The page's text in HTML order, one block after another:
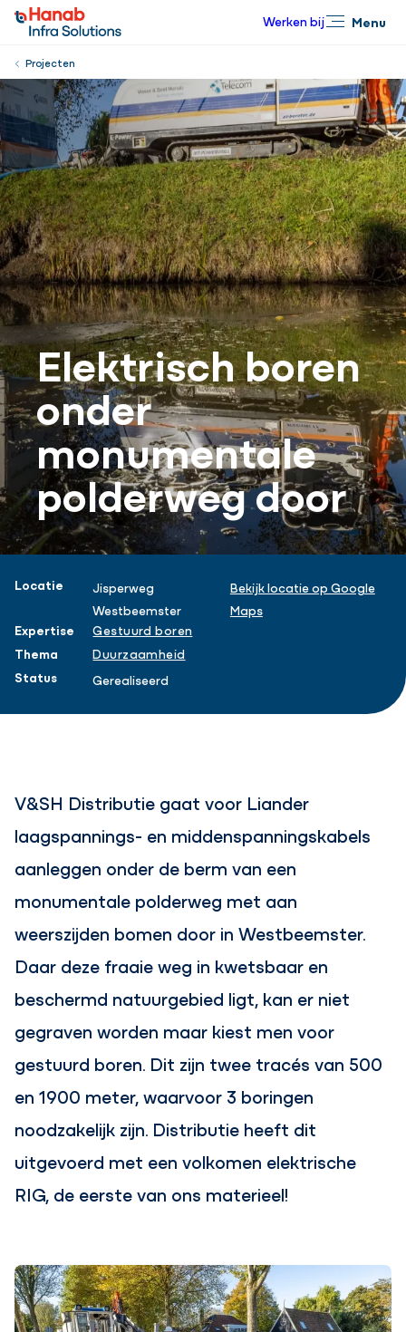
Werken bij Menu
Projecten
Elektrisch boren
onder
monumentale
polderweg door
Projectinformatie
Locatie
Jisperweg
Westbeemster
Bekijk locatie op Google
Maps
Expertise
Gestuurd boren
Thema
Duurzaamheid
Status
Gerealiseerd
V&SH Distributie gaat voor Liander
laagspannings- en middenspanningskabels
aanleggen onder de berm van een
monumentale polderweg met aan
weerszijden bomen door in Westbeemster.
Daar deze fraaie weg in kwetsbaar en
beschermd natuurgebied ligt, kan er niet
gegraven worden maar kiest men voor
gestuurd boren. Dit zijn twee tracés van 500
en 1900 meter, waarvoor 3 boringen
noodzakelijk zijn. Distributie heeft dit
uitgevoerd met een volkomen elektrische
RIG, de eerste van ons materieel!
Sluiten